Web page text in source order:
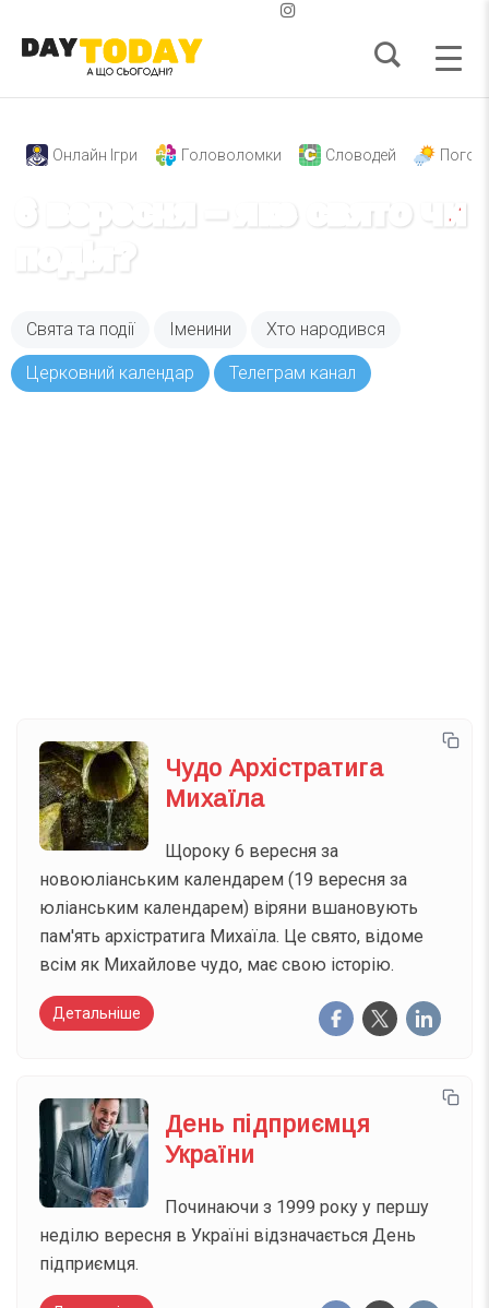
Онлайн Ігри Головоломки Словодей
6 вересня – яке свято чи
подія?
Свята та події Іменини Хто народився
Церковний календар Телеграм канал
Чудо Архістратига
Михаїла
Щороку 6 вересня за
новоюліанським календарем (19 вересня за
юліанським календарем) віряни вшановують
пам'ять архістратига Михаїла. Це свято, відоме
всім як Михайлове чудо, має свою історію.
Детальніше
День підприємця
України
Починаючи з 1999 року у першу
неділю вересня в Україні відзначається День
підприємця.